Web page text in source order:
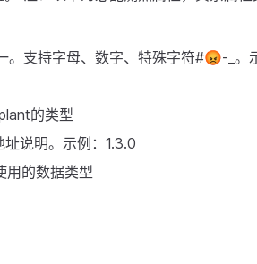
支持字母、数字、特殊字符#😡-_。
的类型
说明。示例：1.3.0
用的数据类型